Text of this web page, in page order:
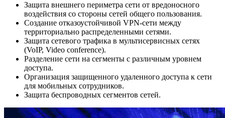
Защита внешнего периметра сети от вредоносного
воздействия со стороны сетей общего пользования.
Создание отказоустойчивой VPN-сети между
территориально распределенными сетями.
Защита сетевого трафика в мультисервисных сетях
(VoIP, Video conference).
Разделение сети на сегменты с различным уровнем
доступа.
Организация защищенного удаленного доступа к сети
для мобильных сотрудников.
Защита беспроводных сегментов сетей.